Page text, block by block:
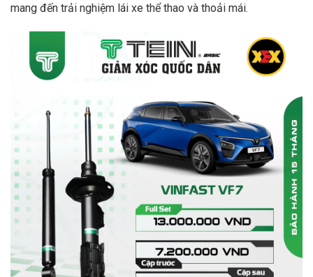
mang đến trải nghiệm lái xe thể thao và thoải mái.